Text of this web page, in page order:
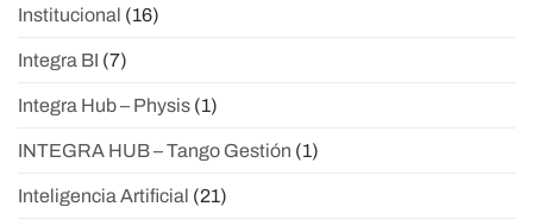
Institucional (16)
Integra BI (7)
Integra Hub – Physis (1)
INTEGRA HUB – Tango Gestión (1)
Inteligencia Artificial (21)